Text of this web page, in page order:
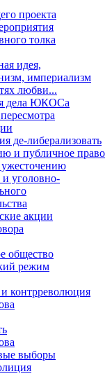
проекта
толка
идея,
империализм
любви...
дела ЮКОСа
де-либерализовать
и публичное право
и уголовно-
акции
общество
режим
контрреволюция
выборы